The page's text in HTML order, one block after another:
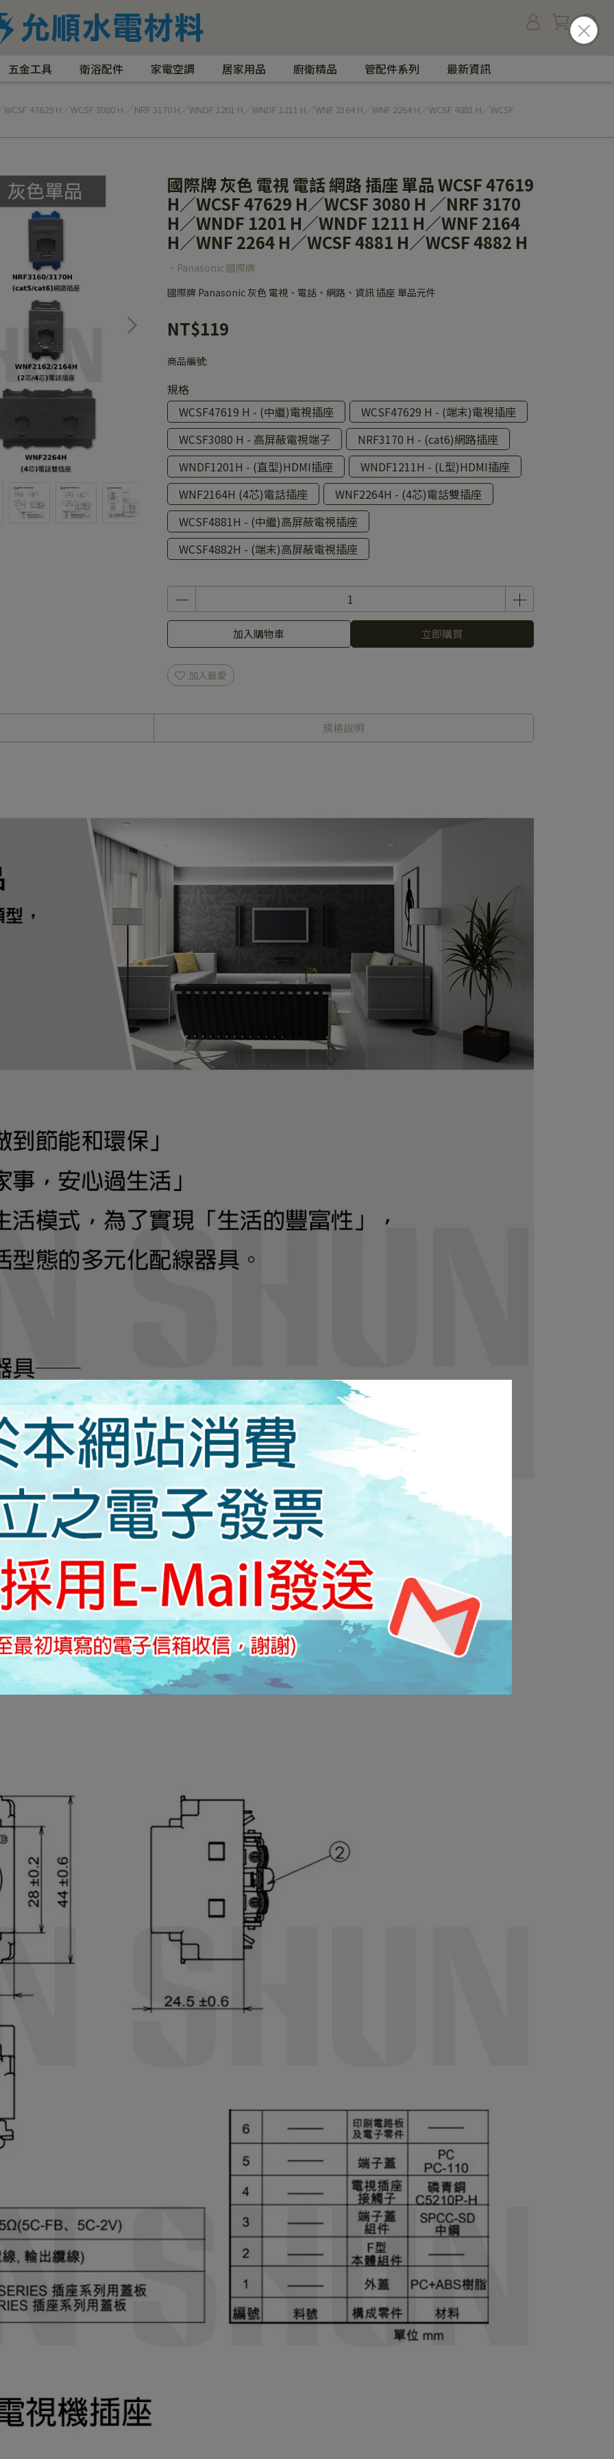
五金工具 衛浴配件 家電空調 居家用品 廚衛精品 管配件系列 最新資訊
47629 H／WCSF 3080 H ／NRF 3170 H／WNDF 1201 H／WNDF 1211 H／WNF 2164 H／WNF 2264 H／WCSF 4881 H／WCSF
國際牌 灰色 電視 電話 網路 插座 單品 WCSF 47619
H／WCSF 47629 H／WCSF 3080 H ／NRF 3170
H／WNDF 1201 H／WNDF 1211 H／WNF 2164
H／WNF 2264 H／WCSF 4881 H／WCSF 4882 H
•Panasonic 國際牌
國際牌 Panasonic 灰色 電視、電話、網路、資訊 插座 單品元件
NT$119
商品編號:
規格
WCSF47619 H - (中繼)電視插座
WCSF47629 H - (端末)電視插座
WCSF3080 H - 高屏蔽電視端子
NRF3170 H - (cat6)網路插座
WNDF1201H - (直型)HDMI插座
WNDF1211H - (L型)HDMI插座
WNF2164H (4芯)電話插座
WNF2264H - (4芯)電話雙插座
WCSF4881H - (中繼)高屏蔽電視插座
WCSF4882H - (端末)高屏蔽電視插座
加入購物車 立即購買
加入最愛
規格說明